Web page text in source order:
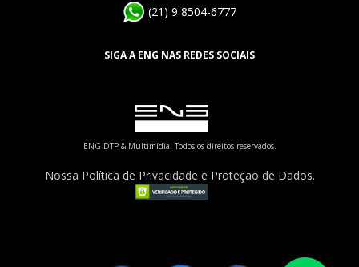
(21) 9 8504-6777
SIGA A ENG NAS REDES SOCIAIS
ENG DTP & Multimídia. Todos os direitos reservados.
Nossa Política de Privacidade e Proteção de Dados.